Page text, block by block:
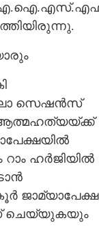
സെഷൻസ്
ആത്മഹത്യയ്ക്ക്
റാം ഹർജിയിൽ
ജാമ്യാപേക്ഷ
ചെയ്യുകയും